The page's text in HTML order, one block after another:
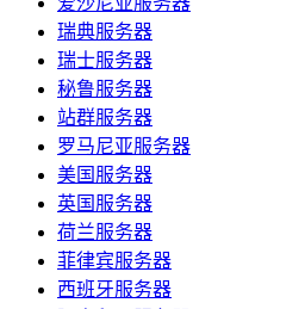
瑞典服务器
瑞士服务器
秘鲁服务器
站群服务器
罗马尼亚服务器
美国服务器
英国服务器
荷兰服务器
菲律宾服务器
西班牙服务器